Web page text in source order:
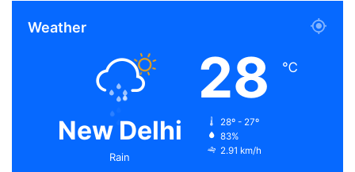
Weather
New Delhi
Rain
28 ℃
28º - 27º
83%
2.91 km/h